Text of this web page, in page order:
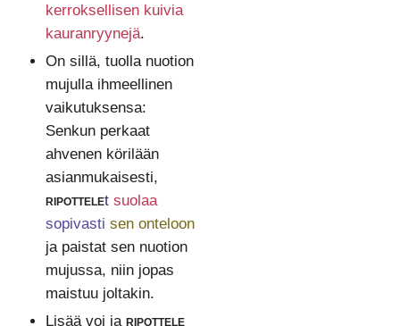
kerroksellisen kuivia
kauranryynejä.
On sillä, tuolla nuotion
mujulla ihmeellinen
vaikutuksensa:
Senkun perkaat
ahvenen körilään
asianmukaisesti,
ripottelet suolaa
sopivasti sen onteloon
ja paistat sen nuotion
mujussa, niin jopas
maistuu joltakin.
Lisää voi ja ripottele